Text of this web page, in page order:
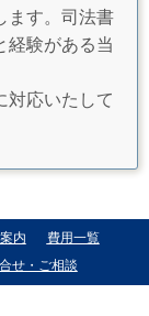
ます。司法書
経験がある当
対応いたして
内
費用一覧
せ・ご相談